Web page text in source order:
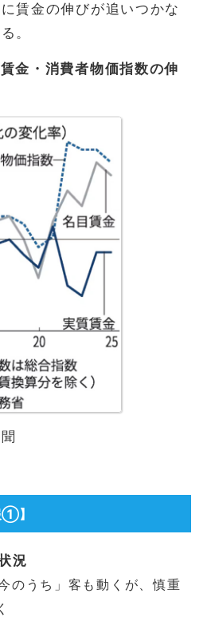
賃金の伸びが追いつかな
。
金・消費者物価指数の伸
①】
況
のうち」客も動くが、慎重